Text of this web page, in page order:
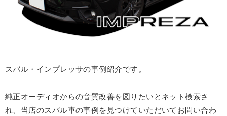
スバル・インプレッサの事例紹介です。
純正オーディオからの音質改善を図りたいとネット検索さ
れ、当店のスバル車の事例を見つけていただいてお問い合わ